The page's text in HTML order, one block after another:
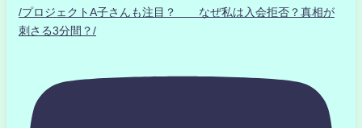
/プロジェクトA子さんも注目？ なぜ私は入会拒否？真相が
刺さる3分間？/